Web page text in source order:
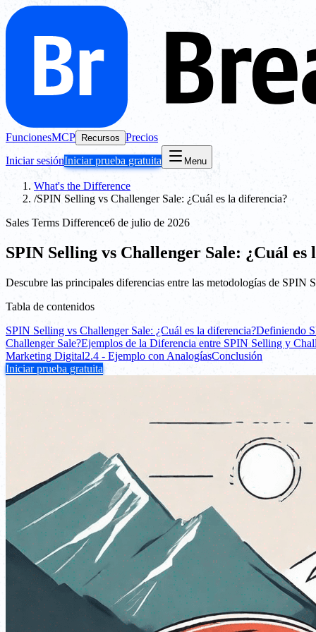
FuncionesMCP Recursos Precios
Iniciar sesiónIniciar prueba gratuita Menu
What's the Difference
/SPIN Selling vs Challenger Sale: ¿Cuál es la diferencia?
Sales Terms Difference6 de julio de 2026
SPIN Selling vs Challenger Sale: ¿Cuál es
Descubre las principales diferencias entre las metodologías de SPIN
Tabla de contenidos
SPIN Selling vs Challenger Sale: ¿Cuál es la diferencia?Definiendo
Challenger Sale?Ejemplos de la Diferencia entre SPIN Selling y
Marketing Digital2.4 - Ejemplo con AnalogíasConclusión
Iniciar prueba gratuita